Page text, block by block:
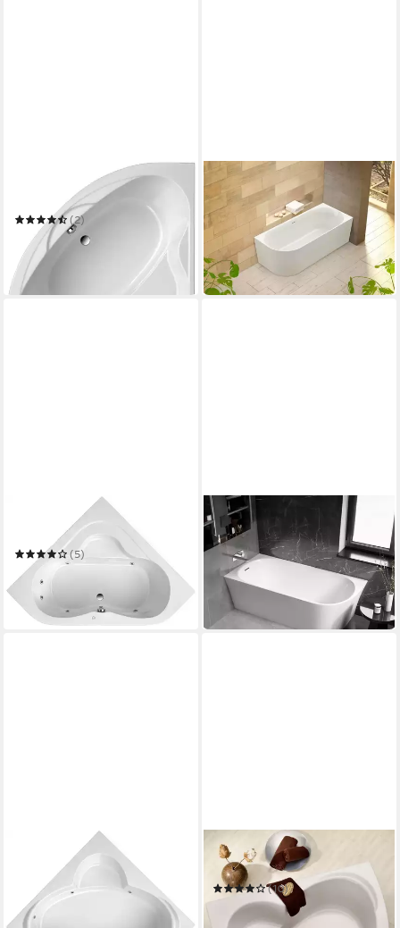
Eckwanne Sara
(2)
835,56 € UVP
-30%
in 6-8 Werktagen bei dir
OTTOFOND
Badewanne Mince Corner
links 180 cm weiß
1.690,99 € 2.390,00 €
-29%
in 6-8 Werktagen bei dir
Whirlpool-Badewanne Lucia
(5)
707,04 €
-36%
lieferbar in 3 Wochen
BERNSTEIN
Eckwanne NORA CORNER
LINKS
908,90 €
in 6-7 Werktagen bei dir
Whirlpool-Badewanne
Sardinia
1.502,10 €
-33%
OTTOFOND
Eckwanne Sardinia
(10)
929,99 € UVP 1.270,00 €